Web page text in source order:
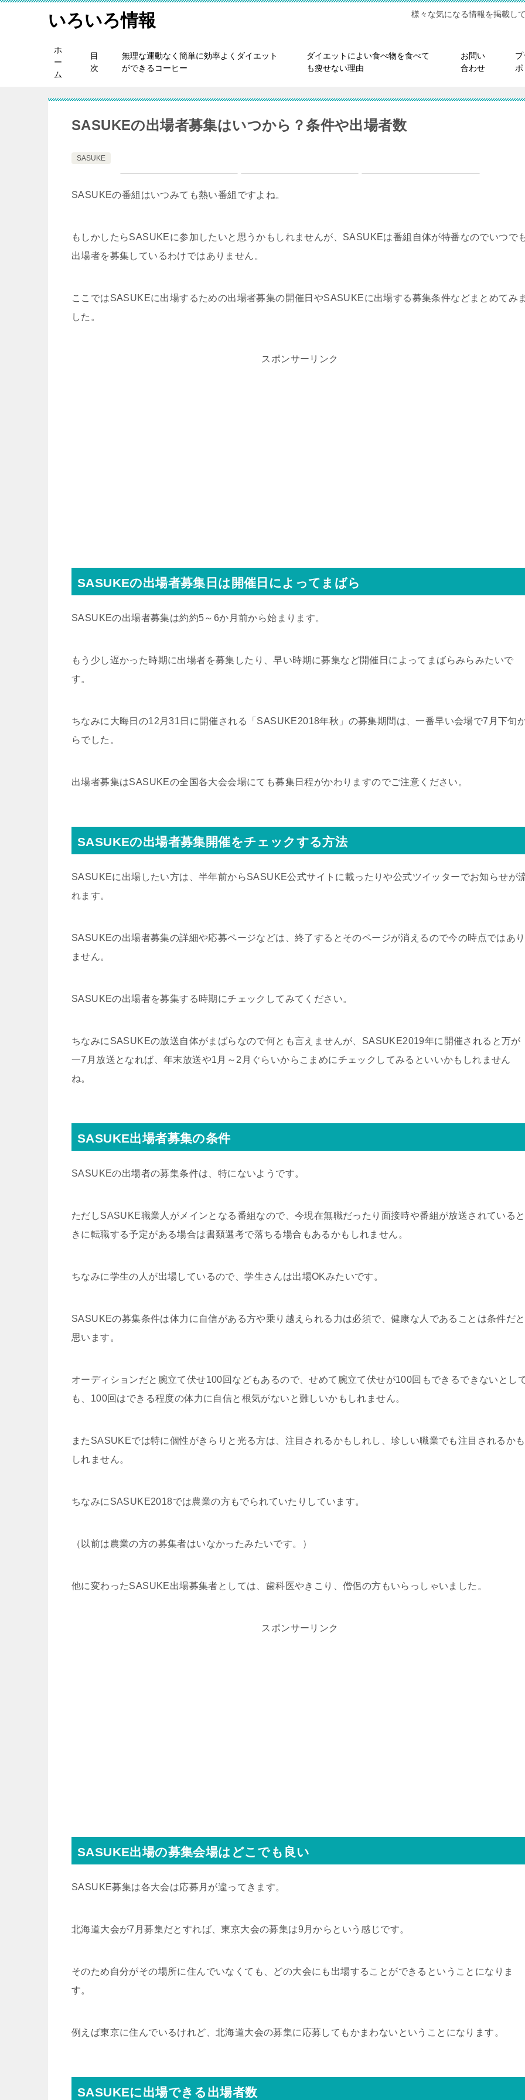
いろいろ情報 様々な気になる情報を掲載し
ホ
ー
ム
目
次
無理な運動なく簡単に効率よくダイエット
ができるコーヒー
ダイエットによい食べ物を食べて
も痩せない理由
お問い
合わせ
SASUKEの出場者募集はいつから？条件や出場者数
SASUKE
SASUKEの番組はいつみても熱い番組ですよね。
もしかしたらSASUKEに参加したいと思うかもしれませんが、SASUKEは番組自体が特番なのでいつで
出場者を募集しているわけではありません。
ここではSASUKEに出場するための出場者募集の開催日やSASUKEに出場する募集条件などまとめてみ
した。
スポンサーリンク
SASUKEの出場者募集日は開催日によってまばら
SASUKEの出場者募集は約約5～6か月前から始まります。
もう少し遅かった時期に出場者を募集したり、早い時期に募集など開催日によってまばらみらみたいで
す。
ちなみに大晦日の12月31日に開催される「SASUKE2018年秋」の募集期間は、一番早い会場で7月下旬
らでした。
出場者募集はSASUKEの全国各大会会場にても募集日程がかわりますのでご注意ください。
SASUKEの出場者募集開催をチェックする方法
SASUKEに出場したい方は、半年前からSASUKE公式サイトに載ったりや公式ツイッターでお知らせが
れます。
SASUKEの出場者募集の詳細や応募ページなどは、終了するとそのページが消えるので今の時点ではあり
ません。
SASUKEの出場者を募集する時期にチェックしてみてください。
ちなみにSASUKEの放送自体がまばらなので何とも言えませんが、SASUKE2019年に開催されると万が
一7月放送となれば、年末放送や1月～2月ぐらいからこまめにチェックしてみるといいかもしれません
ね。
SASUKE出場者募集の条件
SASUKEの出場者の募集条件は、特にないようです。
ただしSASUKE職業人がメインとなる番組なので、今現在無職だったり面接時や番組が放送されていると
きに転職する予定がある場合は書類選考で落ちる場合もあるかもしれません。
ちなみに学生の人が出場しているので、学生さんは出場OKみたいです。
SASUKEの募集条件は体力に自信がある方や乗り越えられる力は必須で、健康な人であることは条件だと
思います。
オーディションだと腕立て伏せ100回などもあるので、せめて腕立て伏せが100回もできるできないとし
も、100回はできる程度の体力に自信と根気がないと難しいかもしれません。
またSASUKEでは特に個性がきらりと光る方は、注目されるかもしれし、珍しい職業でも注目されるかも
しれません。
ちなみにSASUKE2018では農業の方もでられていたりしています。
（以前は農業の方の募集者はいなかったみたいです。）
他に変わったSASUKE出場募集者としては、歯科医やきこり、僧侶の方もいらっしゃいました。
スポンサーリンク
SASUKE出場の募集会場はどこでも良い
SASUKE募集は各大会は応募月が違ってきます。
北海道大会が7月募集だとすれば、東京大会の募集は9月からという感じです。
そのため自分がその場所に住んでいなくても、どの大会にも出場することができるということになりま
す。
例えば東京に住んでいるけれど、北海道大会の募集に応募してもかまわないということになります。
SASUKEに出場できる出場者数